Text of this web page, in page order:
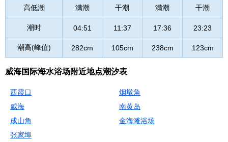
高低潮 满潮 干潮 满潮 干潮
潮时 04:51 11:37 17:36 23:23
潮高(峰值) 282cm 105cm 238cm 123cm
威海国际海水浴场附近地点潮汐表
西霞口
烟墩角
威海
南黄岛
成山角
金海滩浴场
张家埠